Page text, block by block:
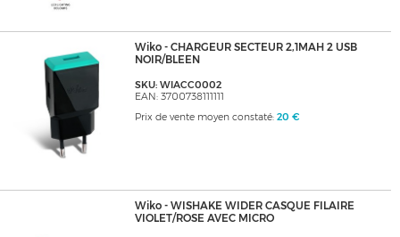
Wiko - CHARGEUR SECTEUR 2,1MAH 2 USB
NOIR/BLEEN
SKU: WIACC0002
EAN: 3700738111111
Prix de vente moyen constaté: 20 €
Wiko - WISHAKE WIDER CASQUE FILAIRE
VIOLET/ROSE AVEC MICRO